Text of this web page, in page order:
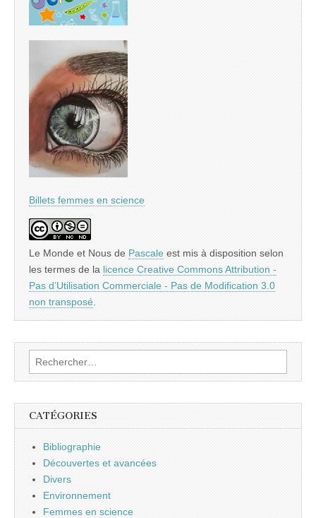
Billets femmes en science
Le Monde et Nous de Pascale est mis à disposition selon
les termes de la licence Creative Commons Attribution -
Pas d’Utilisation Commerciale - Pas de Modification 3.0
non transposé
Rechercher :
CATÉGORIES
Bibliographie
Découvertes et avancées
Divers
Environnement
Femmes en science